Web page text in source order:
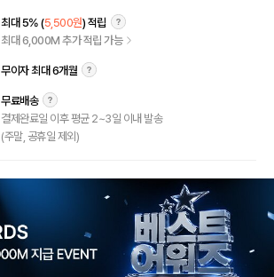
최대 5% (5,500원) 적립
최대 6,000M 추가 적립 가능
무이자 최대 6개월
무료배송
결제완료일 이후 평균 2~3일 이내 발송
(주말, 공휴일 제외)